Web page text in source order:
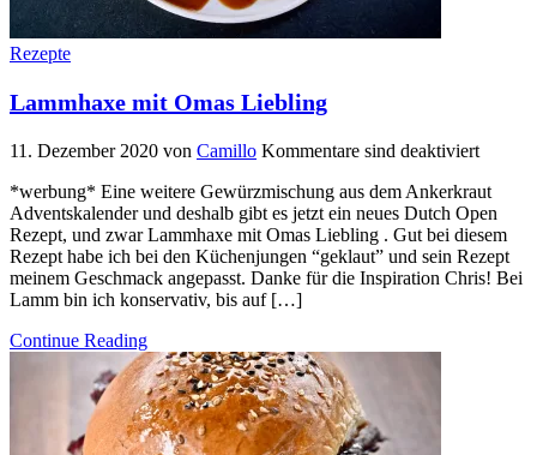
Rezepte
Lammhaxe mit Omas Liebling
11. Dezember 2020 von Camillo Kommentare sind deaktiviert
*werbung* Eine weitere Gewürzmischung aus dem Ankerkraut
Adventskalender und deshalb gibt es jetzt ein neues Dutch Open
Rezept, und zwar Lammhaxe mit Omas Liebling . Gut bei diesem
Rezept habe ich bei den Küchenjungen “geklaut” und sein Rezept
meinem Geschmack angepasst. Danke für die Inspiration Chris! Bei
Lamm bin ich konservativ, bis auf […]
Continue Reading